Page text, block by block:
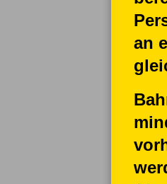
an